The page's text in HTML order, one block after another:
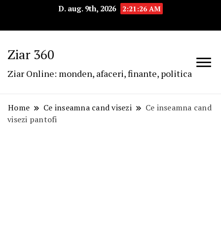
D. aug. 9th, 2026 2:21:27 AM
Ziar 360
Ziar Online: monden, afaceri, finante, politica
Home Ce inseamna cand visezi
Ce inseamna cand
visezi pantofi